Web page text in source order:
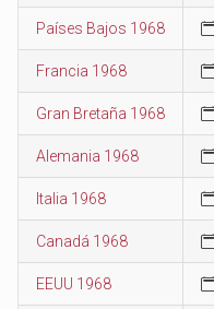
Países Bajos 1968
Francia 1968
Gran Bretaña 1968
Alemania 1968
Italia 1968
Canadá 1968
EEUU 1968